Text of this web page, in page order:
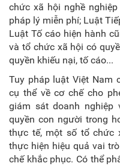
chức xã hội nghề
pháp lý miễn phí; Luật
Luật Tố cáo hiện hành
và tổ chức xã hội có
quyền khiếu nại, tố cáo...
Tuy pháp luật Việt Nam
cụ thể về cơ chế cho
giám sát doanh
quyền con người trong
thực tế, một số tổ chức
thực hiện hiệu quả vai
chế khắc phục. Có thể